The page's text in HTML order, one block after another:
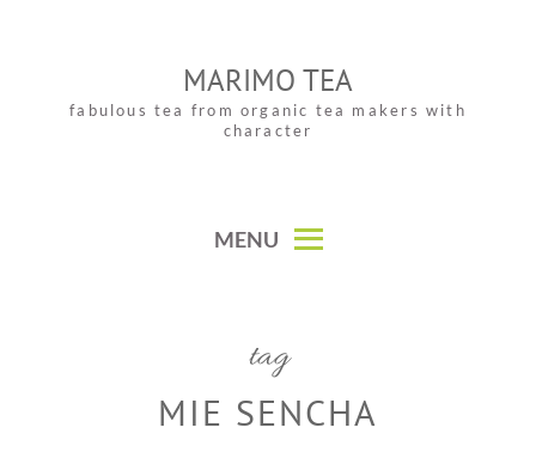
MARIMO TEA
fabulous tea from organic tea makers with
character
MENU
tag
MIE SENCHA